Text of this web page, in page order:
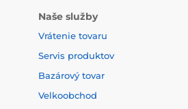
Naše služby
Vrátenie tovaru
Servis produktov
Bazárový tovar
Velkoobchod